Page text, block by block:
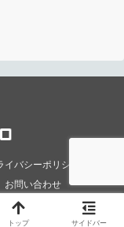
利用できる機能で
イバシーポリシー
お問い合わせ
ソフタロウ.
トップ サイドバー